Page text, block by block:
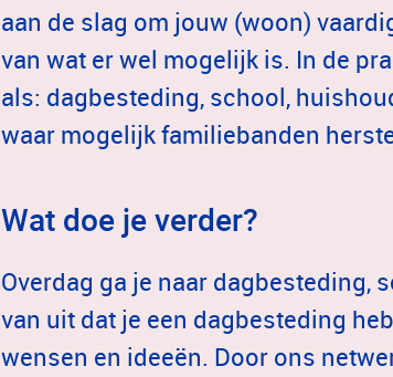
aan de slag om jouw (woon)
van wat er wel mogelijk is. In de
als: dagbesteding, school,
waar mogelijk familiebanden
Wat doe je verder?
Overdag ga je naar dagbesteding,
van uit dat je een dagbesteding
wensen en ideeën. Door ons